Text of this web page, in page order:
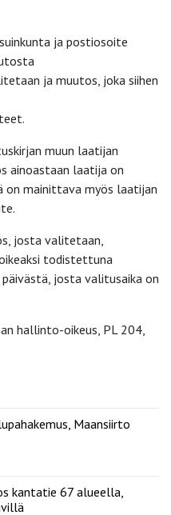
ja postiosoite
ja muutos, joka siihen
muun laatijan
ainoastaan laatija on
mainittava myös laatijan
josta valitetaan,
todistettuna
josta valitusaika on
hallinto-oikeus, PL 204,
Maansiirto
kantatie 67 alueella,